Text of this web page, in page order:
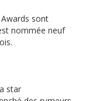
sont
nommée neuf
star